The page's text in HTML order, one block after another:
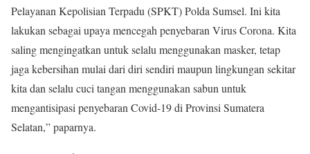
Pelayanan Kepolisian Terpadu (SPKT) Polda Sumsel. Ini kita
lakukan sebagai upaya mencegah penyebaran Virus Corona. Kita
saling mengingatkan untuk selalu menggunakan masker, tetap
jaga kebersihan mulai dari diri sendiri maupun lingkungan sekitar
kita dan selalu cuci tangan menggunakan sabun untuk
mengantisipasi penyebaran Covid-19 di Provinsi Sumatera
Selatan,” paparnya.